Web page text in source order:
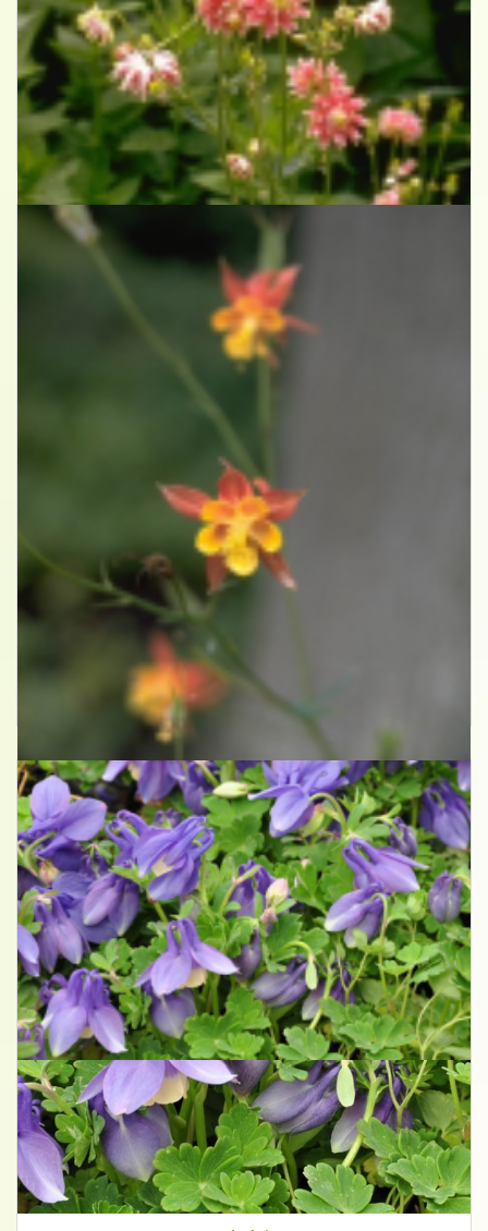
Akelei
Aquilegia 'Nora Barlow'
Akelei
Aquilegia formosa var. truncata